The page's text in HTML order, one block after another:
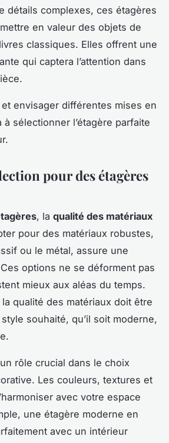
détails complexes, ces étagères
en valeur des objets de
classiques. Elles offrent une
qui captera l’attention dans
envisager différentes mises en
sélectionner l’étagère parfaite
pour des étagères
, la qualité des matériaux
pour des matériaux robustes,
ou le métal, assure une
options ne se déforment pas
mieux aux aléas du temps.
la qualité des matériaux doit être
souhaité, qu’il soit moderne,
rôle crucial dans le choix
Les couleurs, textures et
avec votre espace
une étagère moderne en
avec un intérieur